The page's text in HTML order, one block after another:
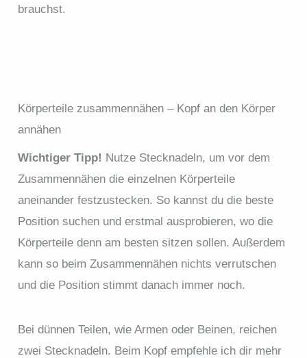
brauchst.
Körperteile zusammennähen – Kopf an den Körper
annähen
Wichtiger Tipp! Nutze Stecknadeln, um vor dem
Zusammennähen die einzelnen Körperteile
aneinander festzustecken. So kannst du die beste
Position suchen und erstmal ausprobieren, wo die
Körperteile denn am besten sitzen sollen. Außerdem
kann so beim Zusammennähen nichts verrutschen
und die Position stimmt danach immer noch.
Bei dünnen Teilen, wie Armen oder Beinen, reichen
zwei Stecknadeln. Beim Kopf empfehle ich dir mehr